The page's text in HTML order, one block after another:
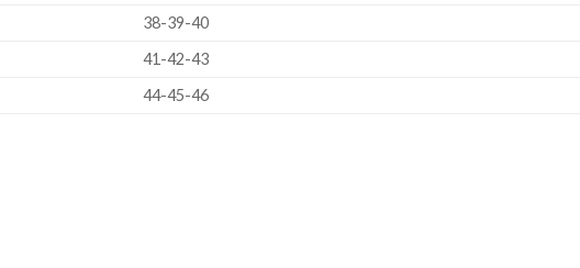
38-39-40
41-42-43
44-45-46